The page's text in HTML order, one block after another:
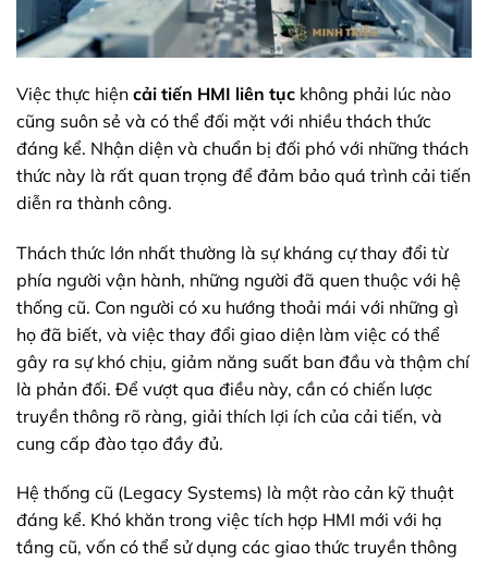
Việc thực hiện cải tiến HMI liên tục không phải lúc nào
cũng suôn sẻ và có thể đối mặt với nhiều thách thức
đáng kể. Nhận diện và chuẩn bị đối phó với những thách
thức này là rất quan trọng để đảm bảo quá trình cải tiến
diễn ra thành công.
Thách thức lớn nhất thường là sự kháng cự thay đổi từ
phía người vận hành, những người đã quen thuộc với hệ
thống cũ. Con người có xu hướng thoải mái với những gì
họ đã biết, và việc thay đổi giao diện làm việc có thể
gây ra sự khó chịu, giảm năng suất ban đầu và thậm chí
là phản đối. Để vượt qua điều này, cần có chiến lược
truyền thông rõ ràng, giải thích lợi ích của cải tiến, và
cung cấp đào tạo đầy đủ.
Hệ thống cũ (Legacy Systems) là một rào cản kỹ thuật
đáng kể. Khó khăn trong việc tích hợp HMI mới với hạ
tầng cũ, vốn có thể sử dụng các giao thức truyền thông